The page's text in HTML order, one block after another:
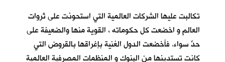
تكالبت عليها الشركات العالمية التي استحوذت على ثروات
العالم و اخضعت كل حكوماته ، القوية منها والضعيفة على
حدٍّ سواء. فأخضعت الدول الغنية بإغراقها بالقروض التي
كانت تستدينها من البنوك و المنظمات المصرفية العالمية